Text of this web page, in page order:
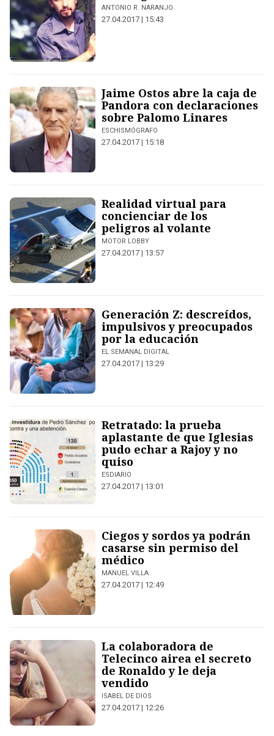
ANTONIO R. NARANJO
27.04.2017 | 15:43
Jaime Ostos abre la caja de
Pandora con declaraciones
sobre Palomo Linares
ESCHISMÓGRAFO
27.04.2017 | 15:18
Realidad virtual para
concienciar de los
peligros al volante
MOTOR LOBBY
27.04.2017 | 13:57
Generación Z: descreídos,
impulsivos y preocupados
por la educación
EL SEMANAL DIGITAL
27.04.2017 | 13:29
Retratado: la prueba
aplastante de que Iglesias
pudo echar a Rajoy y no
quiso
ESDIARIO
27.04.2017 | 13:01
Ciegos y sordos ya podrán
casarse sin permiso del
médico
MANUEL VILLA
27.04.2017 | 12:49
La colaboradora de
Telecinco airea el secreto
de Ronaldo y le deja
vendido
ISABEL DE DIOS
27.04.2017 | 12:26